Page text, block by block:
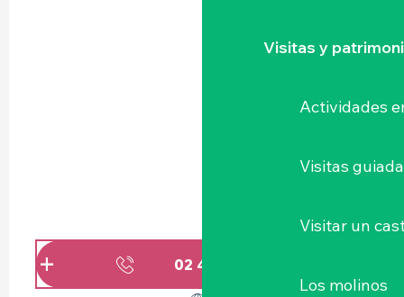
Visitas y
Actividades
Visitas
Visitar un
Los molinos
02 40 80 90